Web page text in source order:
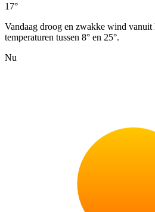
17°
Vandaag droog en zwakke wind vanuit
temperaturen tussen 8° en 25°.
Nu